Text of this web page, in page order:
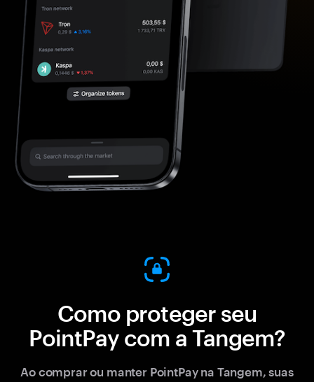
Como proteger seu
PointPay com a Tangem?
Ao comprar ou manter PointPay na Tangem, suas